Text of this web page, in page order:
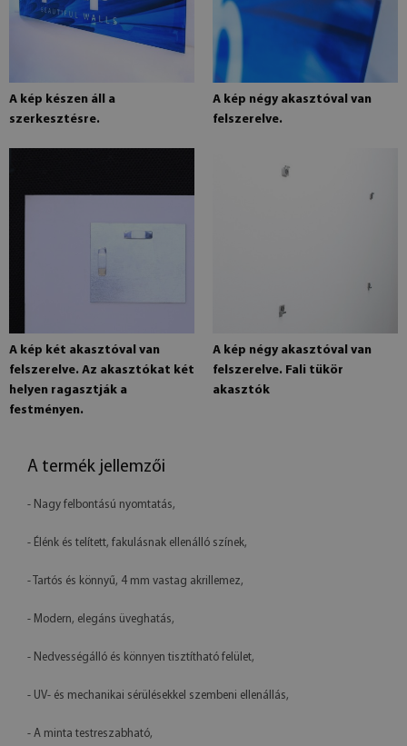
A kép készen áll a
szerkesztésre.
A kép négy akasztóval van
felszerelve.
A kép két akasztóval van
felszerelve. Az akasztókat két
helyen ragasztják a
festményen.
A kép négy akasztóval van
felszerelve. Fali tükör
akasztók
A termék jellemzői
- Nagy felbontású nyomtatás,
- Élénk és telített, fakulásnak ellenálló színek,
- Tartós és könnyű, 4 mm vastag akrillemez,
- Modern, elegáns üveghatás,
- Nedvességálló és könnyen tisztítható felület,
- UV- és mechanikai sérülésekkel szembeni ellenállás,
- A minta testreszabható,